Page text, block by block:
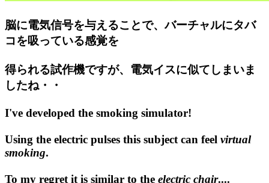
脳に電気信号を与えることで、バーチャルにタバ
コを吸っている感覚を
得られる試作機ですが、電気イスに似てしまいま
したね・・
I've developed the smoking simulator!
Using the electric pulses this subject can feel virtual
smoking.
To my regret it is similar to the electric chair....